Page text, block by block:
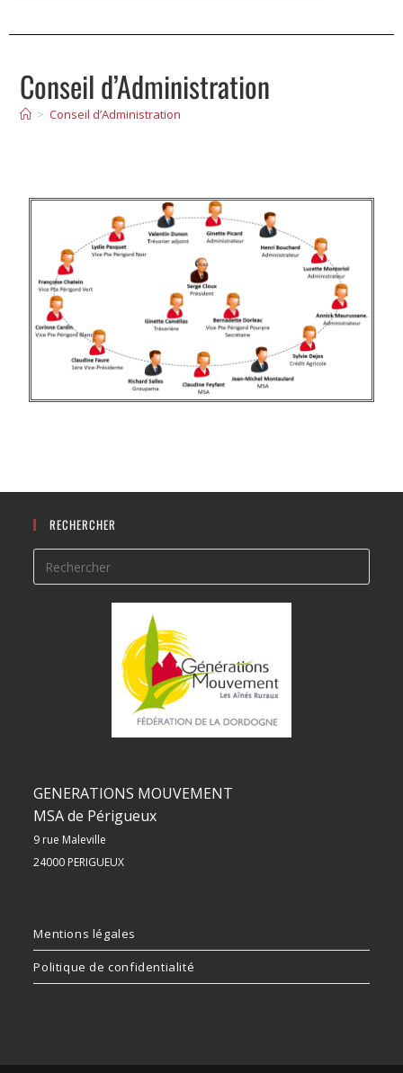
Conseil d’Administration
> Conseil d’Administration
RECHERCHER
GENERATIONS MOUVEMENT
MSA de Périgueux
9 rue Maleville
24000 PERIGUEUX
Mentions légales
Politique de confidentialité